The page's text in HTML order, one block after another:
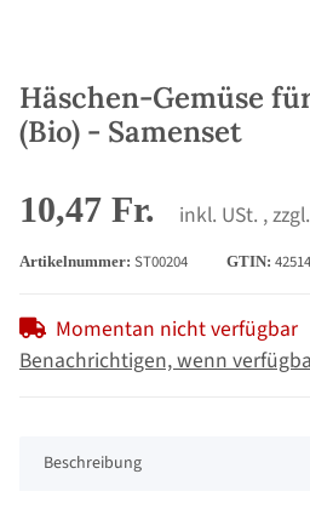
Häschen-Gemüse
(Bio) - Samenset
10,47 Fr. inkl. USt. , zzgl.
Artikelnummer: ST00204 GTIN:
Momentan nicht verfügbar
Benachrichtigen, wenn
Beschreibung